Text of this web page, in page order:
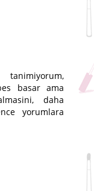
basar ama
daha
yorumlara